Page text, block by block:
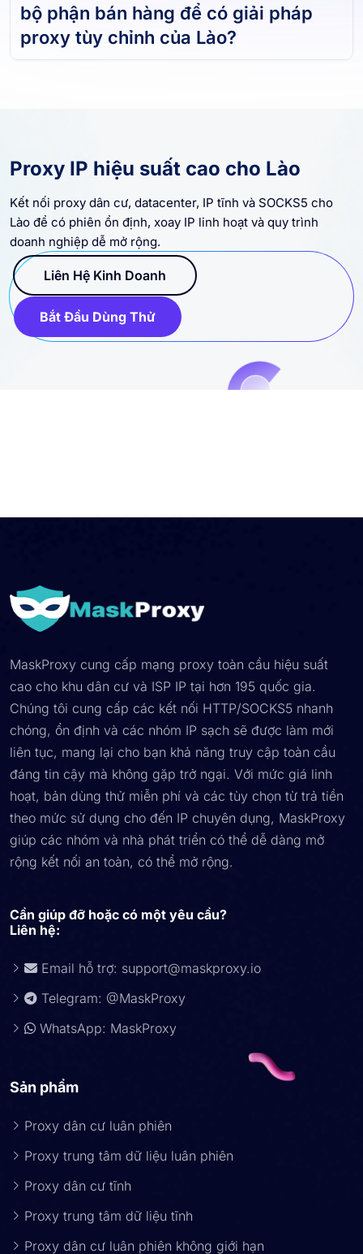
bộ phận bán hàng để có giải pháp
proxy tùy chỉnh của Lào?
Proxy IP hiệu suất cao cho Lào
Kết nối proxy dân cư, datacenter, IP tĩnh và SOCKS5 cho
Lào để có phiên ổn định, xoay IP linh hoạt và quy trình
doanh nghiệp dễ mở rộng.
Liên Hệ Kinh Doanh
Bắt Đầu Dùng Thử
MaskProxy cung cấp mạng proxy toàn cầu hiệu suất
cao cho khu dân cư và ISP IP tại hơn 195 quốc gia.
Chúng tôi cung cấp các kết nối HTTP/SOCKS5 nhanh
chóng, ổn định và các nhóm IP sạch sẽ được làm mới
liên tục, mang lại cho bạn khả năng truy cập toàn cầu
đáng tin cậy mà không gặp trở ngại. Với mức giá linh
hoạt, bản dùng thử miễn phí và các tùy chọn từ trả tiền
theo mức sử dụng cho đến IP chuyên dụng, MaskProxy
giúp các nhóm và nhà phát triển có thể dễ dàng mở
rộng kết nối an toàn, có thể mở rộng.
Cần giúp đỡ hoặc có một yêu cầu?
Liên hệ:
Email hỗ trợ: support@maskproxy.io
Telegram: @MaskProxy
WhatsApp: MaskProxy
Sản phẩm
Proxy dân cư luân phiên
Proxy trung tâm dữ liệu luân phiên
Proxy dân cư tĩnh
Proxy trung tâm dữ liệu tĩnh
Proxy dân cư luân phiên không giới hạn